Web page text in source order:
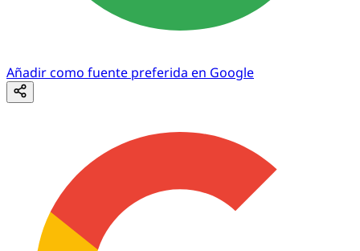
Añadir como fuente preferida en Google